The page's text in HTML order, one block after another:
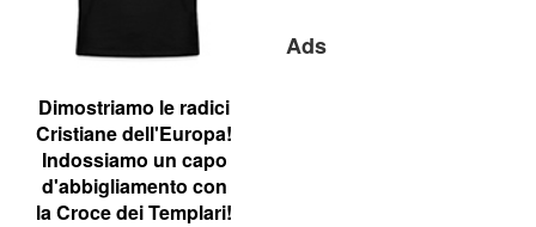
Dimostriamo le radici
Cristiane dell'Europa!
Indossiamo un capo
d'abbigliamento con
la Croce dei Templari!
Ads